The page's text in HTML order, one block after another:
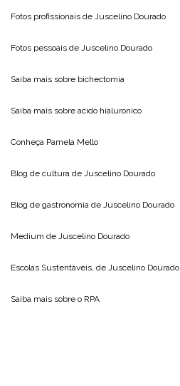
Fotos profissionais de Juscelino Dourado
Fotos pessoais de Juscelino Dourado
Saiba mais sobre bichectomia
Saiba mais sobre acido hialuronico
Conheça Pamela Mello
Blog de cultura de Juscelino Dourado
Blog de gastronomia de Juscelino Dourado
Medium de Juscelino Dourado
Escolas Sustentáveis, de Juscelino Dourado
Saiba mais sobre o RPA